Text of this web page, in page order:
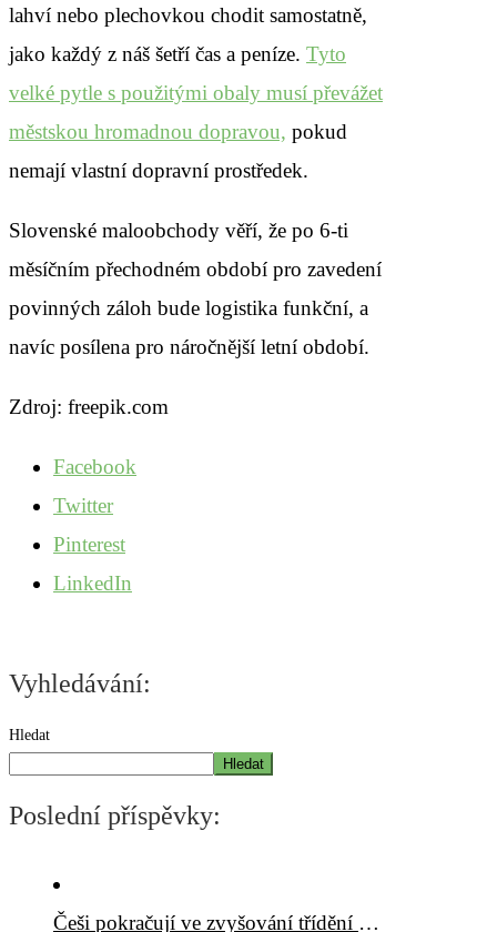
lahví nebo plechovkou chodit samostatně,
jako každý z náš šetří čas a peníze. Tyto
velké pytle s použitými obaly musí převážet
městskou hromadnou dopravou, pokud
nemají vlastní dopravní prostředek.
Slovenské maloobchody věří, že po 6-ti
měsíčním přechodném období pro zavedení
povinných záloh bude logistika funkční, a
navíc posílena pro náročnější letní období.
Zdroj: freepik.com
Facebook
Twitter
Pinterest
LinkedIn
Vyhledávání:
Hledat
Hledat
Poslední příspěvky:
Češi pokračují ve zvyšování třídění odpadů